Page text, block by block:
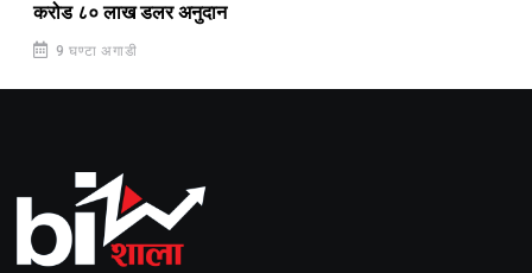
करोड ८० लाख डलर अनुदान
9 घण्टा अगाडी